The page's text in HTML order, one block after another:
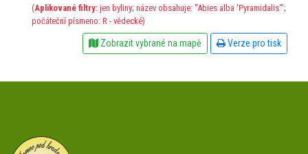
(Aplikované filtry: jen byliny; název obsahuje: "Abies alba 'Pyramidalis'";
počáteční písmeno: R - vědecké)
Zobrazit vybrané na mapě Verze pro tisk